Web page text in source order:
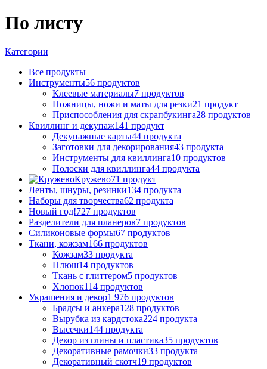
По листу
Категории
Все продукты
Инструменты56 продуктов
Клеевые материалы7 продуктов
Ножницы, ножи и маты для резки21 продукт
Приспособления для скрапбукинга28 продуктов
Квиллинг и декупаж141 продукт
Декупажные карты44 продукта
Заготовки для декорирования43 продукта
Инструменты для квиллинга10 продуктов
Полоски для квиллинга44 продукта
Кружево71 продукт
Ленты, шнуры, резинки134 продукта
Наборы для творчества62 продукта
Новый год!727 продуктов
Разделители для планеров7 продуктов
Силиконовые формы67 продуктов
Ткани, кожзам166 продуктов
Кожзам33 продукта
Плюш14 продуктов
Ткань с глиттером5 продуктов
Хлопок114 продуктов
Украшения и декор1 976 продуктов
Брадсы и анкера128 продуктов
Вырубка из кардстока224 продукта
Высечки144 продукта
Декор из глины и пластика35 продуктов
Декоративные рамочки33 продукта
Декоративный скотч19 продуктов